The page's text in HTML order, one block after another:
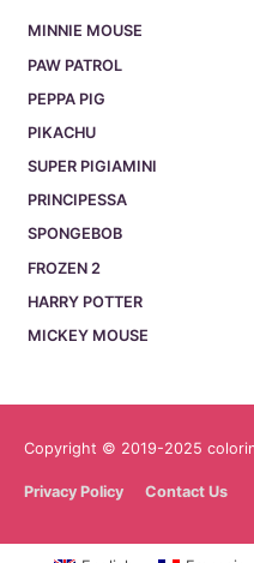
MINNIE MOUSE
PAW PATROL
PEPPA PIG
PIKACHU
SUPER PIGIAMINI
PRINCIPESSA
SPONGEBOB
FROZEN 2
HARRY POTTER
MICKEY MOUSE
Copyright © 2019-2025
Privacy Policy Contact Us